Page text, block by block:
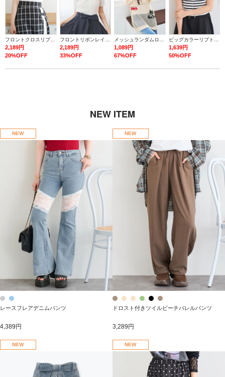
2,189円
20%OFF
2,189円
33%OFF
1,089円
67%OFF
1,639円
50%OFF
NEW ITEM
NEW
レースフレアデニムパンツ
4,389円
NEW
ドロスト付きツイルピーチバレルパンツ
3,289円
NEW NEW